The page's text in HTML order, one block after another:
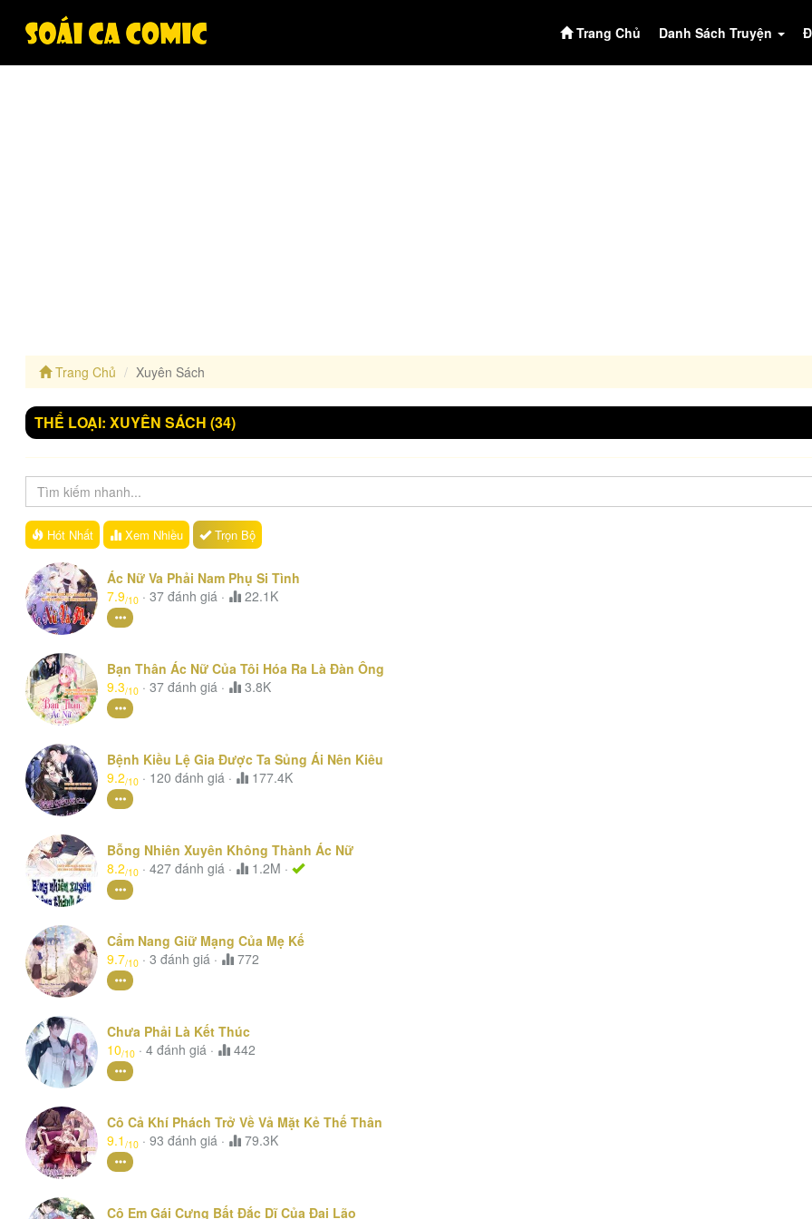
Trang Chủ Danh Sách Truyện
Trang Chủ Xuyên Sách
THỂ LOẠI: XUYÊN SÁCH (34)
Hót Nhất Xem Nhiều Trọn Bộ
Ác Nữ Va Phải Nam Phụ Si Tình
7.9/10 ·37 đánh giá · 22.1K
Bạn Thân Ác Nữ Của Tôi Hóa Ra Là Đàn Ông
9.3/10 ·37 đánh giá · 3.8K
Bệnh Kiều Lệ Gia Được Ta Sủng Ái Nên Kiêu
9.2/10 · 120 đánh giá · 177.4K
Bỗng Nhiên Xuyên Không Thành Ác Nữ
8.2/10 ·427 đánh giá · 1.2M ·
Cẩm Nang Giữ Mạng Của Mẹ Kế
9.7/10 ·3 đánh giá · 772
Chưa Phải Là Kết Thúc
10/10 ·4 đánh giá · 442
Cô Cả Khí Phách Trở Về Vả Mặt Kẻ Thế Thân
9.1 /10 ·93 đánh giá · 79.3K
Cô Em Gái Cưng Bất Đắc Dĩ Của Đại Lão